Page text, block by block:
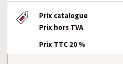
Prix catalogue
Prix hors TVA
Prix TTC 20 %